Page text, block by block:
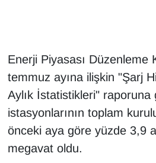
Enerji Piyasası Düzenleme
temmuz ayına ilişkin "Şarj
Aylık İstatistikleri" raporuna
istasyonlarının toplam
önceki aya göre yüzde 3,9
megavat oldu.
HABERDE İNSAN
İngilizce
Kadın